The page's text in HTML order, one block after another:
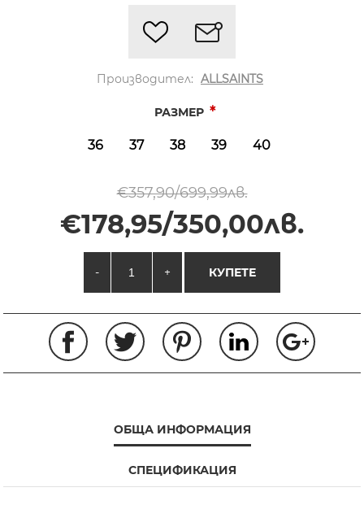
Производител: ALLSAINTS
РАЗМЕР *
36 37 38 39 40
€357,90/699,99лв.
€178,95/350,00лв.
- + КУПЕТЕ
ОБЩА ИНФОРМАЦИЯ
СПЕЦИФИКАЦИЯ